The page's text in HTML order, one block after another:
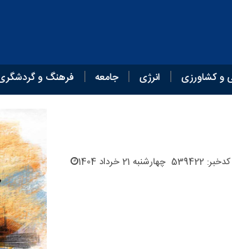
و کشاورزی انرژی جامعه فرهنگ و
کدخبر: 539422 چهارشنبه 21 خرداد 1404